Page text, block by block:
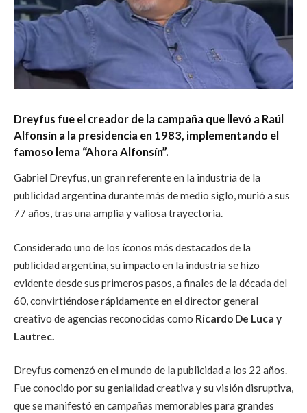
Dreyfus fue el creador de la campaña que llevó a Raúl
Alfonsín a la presidencia en 1983, implementando el
famoso lema “Ahora Alfonsín”.
Gabriel Dreyfus, un gran referente en la industria de la
publicidad argentina durante más de medio siglo, murió a sus
77 años, tras una amplia y valiosa trayectoria.
Considerado uno de los íconos más destacados de la
publicidad argentina, su impacto en la industria se hizo
evidente desde sus primeros pasos, a finales de la década del
60, convirtiéndose rápidamente en el director general
creativo de agencias reconocidas como Ricardo De Luca y
Lautrec.
Dreyfus comenzó en el mundo de la publicidad a los 22 años.
Fue conocido por su genialidad creativa y su visión disruptiva,
que se manifestó en campañas memorables para grandes